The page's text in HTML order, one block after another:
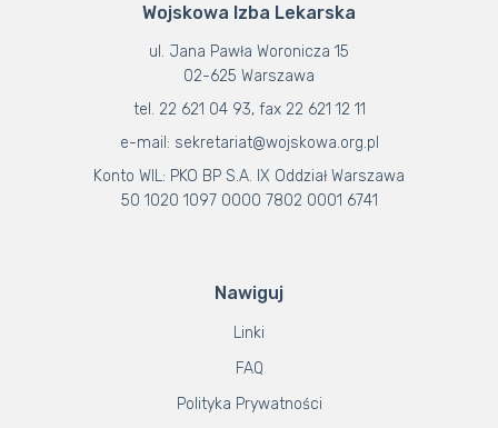
Wojskowa Izba Lekarska
ul. Jana Pawła Woronicza 15
02-625 Warszawa
tel. 22 621 04 93, fax 22 621 12 11
e-mail: sekretariat@wojskowa.org.pl
Konto WIL: PKO BP S.A. IX Oddział Warszawa
50 1020 1097 0000 7802 0001 6741
Nawiguj
Linki
FAQ
Polityka Prywatności